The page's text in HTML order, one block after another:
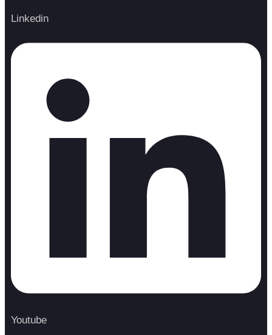
Linkedin
Youtube